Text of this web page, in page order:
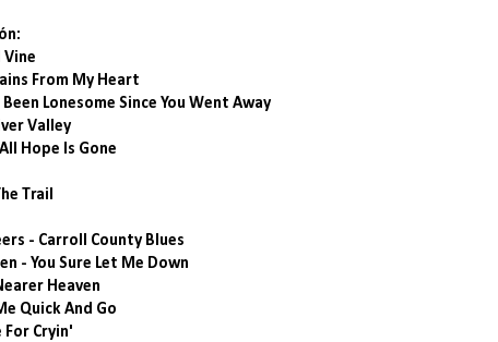
Vine
From My Heart
Lonesome Since You Went Away
Valley
Hope Is Gone
Trail
- Carroll County Blues
- You Sure Let Me Down
Heaven
Quick And Go
Cryin'